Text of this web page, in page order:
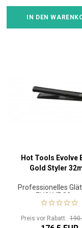
IN DEN
Hot Tools Evolve
Gold Styler
Professionelles
EVOLVE 32mm
Preis vor Rabatt: